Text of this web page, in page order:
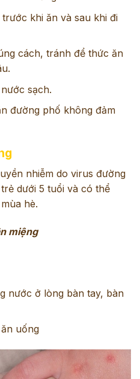
khi ăn và sau khi đi
cách, tránh để thức ăn
sạch.
đường phố không đảm
nhiễm do virus đường
dưới 5 tuổi và có thể
hè.
miệng
nước ở lòng bàn tay, bàn
uống